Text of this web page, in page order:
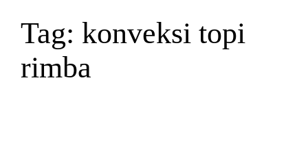
Tag:konveksi topi
rimba